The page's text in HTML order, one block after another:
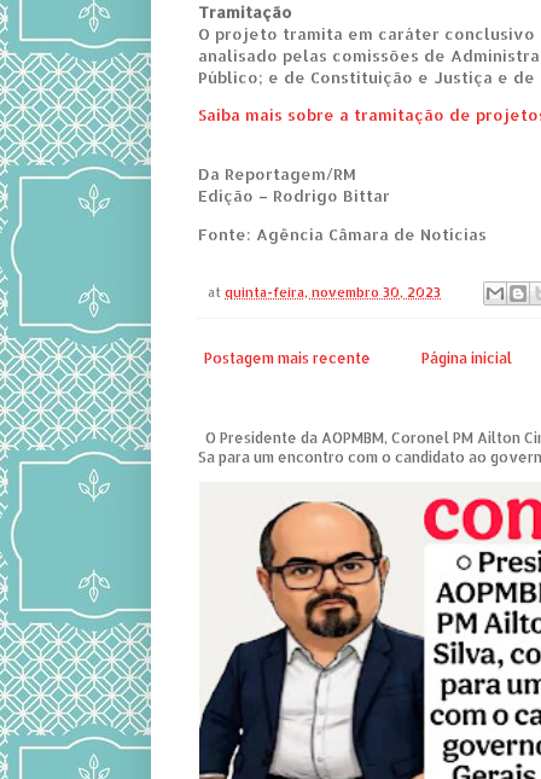
Tramitação
O projeto tramita em caráter conclusivo
analisado pelas comissões de
Público; e de Constituição e Justiça e de
Saiba mais sobre a tramitação de
Da Reportagem/RM
Edição – Rodrigo Bittar
Fonte: Agência Câmara de Notícias
atquinta-feira, novembro 30, 2023
Postagem mais recente Página inicial
O Presidente da AOPMBM, Coronel PM Ailton
Sa para um encontro com o candidato ao